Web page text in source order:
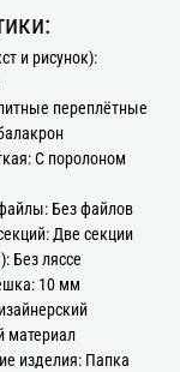
и рисунок):
переплётные
С поролоном
Без файлов
Две секции
Без ляссе
10 мм
материал
изделия: Папка